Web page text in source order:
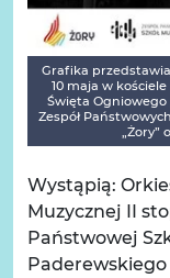
Grafika
10 maja w
Święta Ogniowego
Zespół
Wystąpią:
Muzycznej II
Państwowej
Paderewskiego